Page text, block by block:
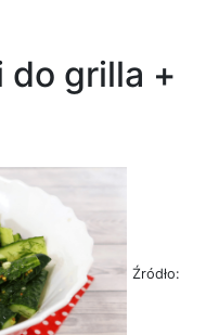
do grilla +
Źródło: